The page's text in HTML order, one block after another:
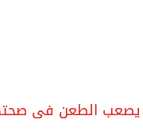
يصعب الطعن فى